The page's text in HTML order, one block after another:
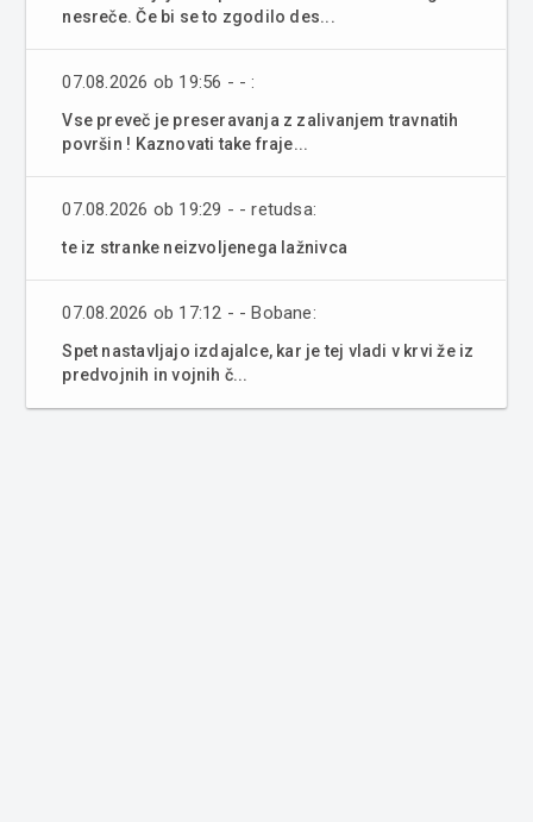
nesreče. Če bi se to zgodilo des...
07.08.2026 ob 19:56 - - :
Vse preveč je preseravanja z zalivanjem travnatih
površin ! Kaznovati take fraje...
07.08.2026 ob 19:29 - - retudsa:
te iz stranke neizvoljenega lažnivca
07.08.2026 ob 17:12 - - Bobane:
Spet nastavljajo izdajalce, kar je tej vladi v krvi že iz
predvojnih in vojnih č...